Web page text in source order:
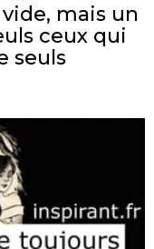
mais un
ceux qui
seuls